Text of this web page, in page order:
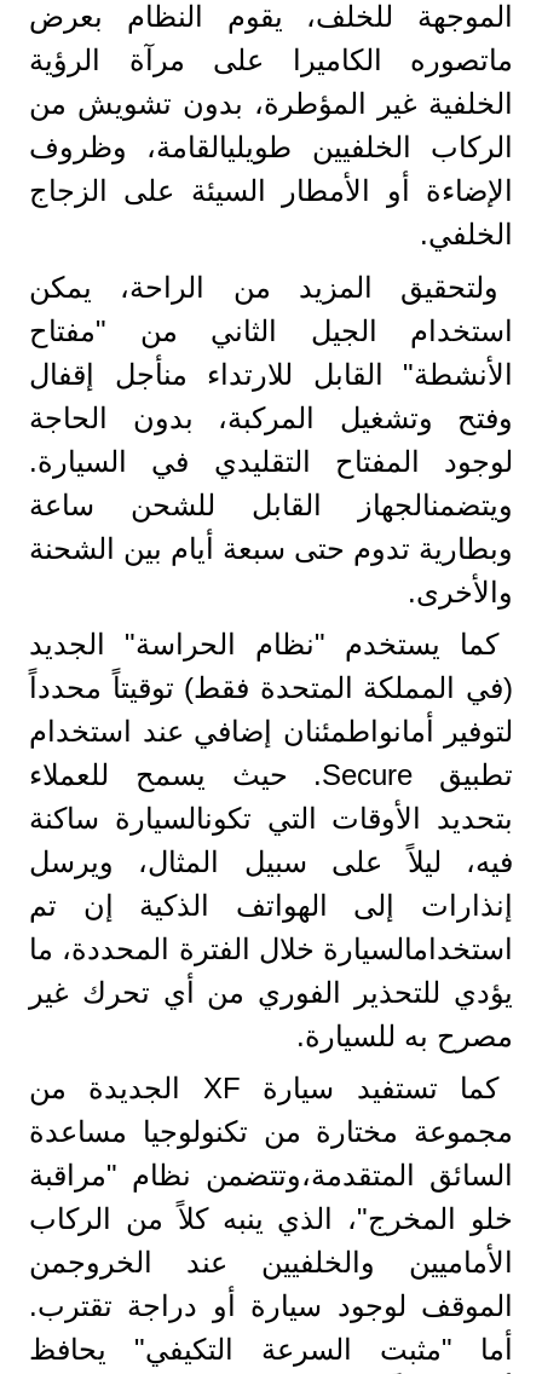
الموجهة للخلف، يقوم النظام بعرض
ماتصوره الكاميرا على مرآة الرؤية
الخلفية غير المؤطرة، بدون تشويش من
الركاب الخلفيين طويليالقامة، وظروف
الإضاءة أو الأمطار السيئة على الزجاج
الخلفي.
ولتحقيق المزيد من الراحة، يمكن
استخدام الجيل الثاني من "مفتاح
الأنشطة" القابل للارتداء منأجل إقفال
وفتح وتشغيل المركبة، بدون الحاجة
لوجود المفتاح التقليدي في السيارة.
ويتضمنالجهاز القابل للشحن ساعة
وبطارية تدوم حتى سبعة أيام بين الشحنة
والأخرى.
كما يستخدم "نظام الحراسة" الجديد
(في المملكة المتحدة فقط) توقيتاً محدداً
لتوفير أمانواطمئنان إضافي عند استخدام
تطبيق Secure. حيث يسمح للعملاء
بتحديد الأوقات التي تكونالسيارة ساكنة
فيه، ليلاً على سبيل المثال، ويرسل
إنذارات إلى الهواتف الذكية إن تم
استخدامالسيارة خلال الفترة المحددة، ما
يؤدي للتحذير الفوري من أي تحرك غير
مصرح به للسيارة.
كما تستفيد سيارة XF الجديدة من
مجموعة مختارة من تكنولوجيا مساعدة
السائق المتقدمة،وتتضمن نظام "مراقبة
خلو المخرج"، الذي ينبه كلاً من الركاب
الأماميين والخلفيين عند الخروجمن
الموقف لوجود سيارة أو دراجة تقترب.
أما "مثبت السرعة التكيفي" يحافظ